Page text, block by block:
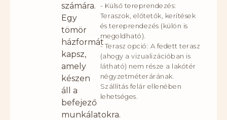
számára.
Egy
tömör
házformát
kapsz,
amely
készen
áll a
befejező
munkálatokra.
- Külső tereprendezés:
Teraszok, előtetők, kerítések
és tereprendezés (külön is
megoldható).
- Terasz opció: A fedett terasz
(ahogy a vizualizációban is
látható) nem része a lakótér
négyzetméterárának.
Szállítás felár ellenében
lehetséges.